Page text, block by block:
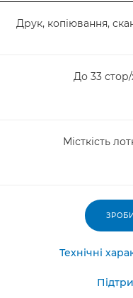
Друк, копіювання,
До 33 стор/
Місткість
Технічні